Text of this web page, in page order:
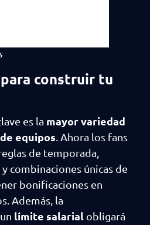
construir tu
es la mayor variedad
equipos . Ahora los fans
de temporada,
combinaciones únicas de
bonificaciones en
Además, la
límite salarial obligará